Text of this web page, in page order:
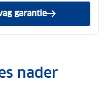
garantie
nader